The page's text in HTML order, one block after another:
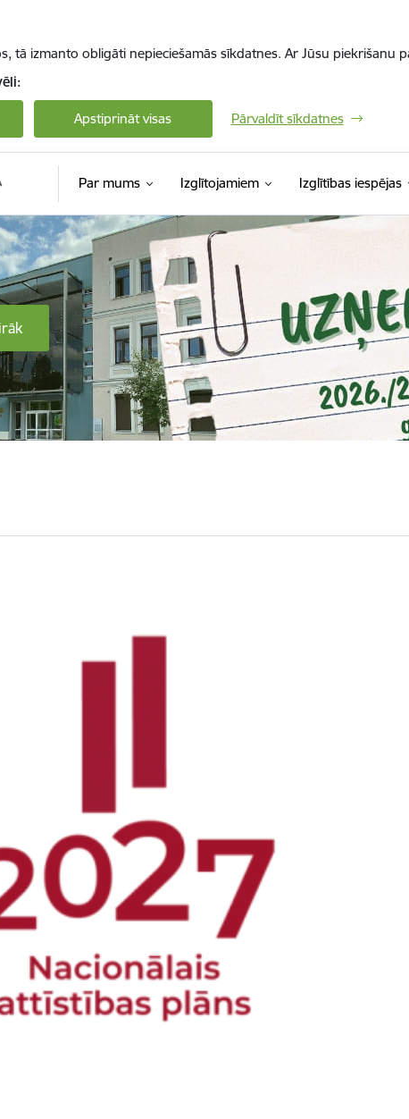
tā izmanto obligāti nepieciešamās sīkdatnes. Ar Jūsu
Apstiprināt visas Pārvaldīt sīkdatnes
Par mums Izglītojamiem Izglītības iespējas
tūrisma tehnikums